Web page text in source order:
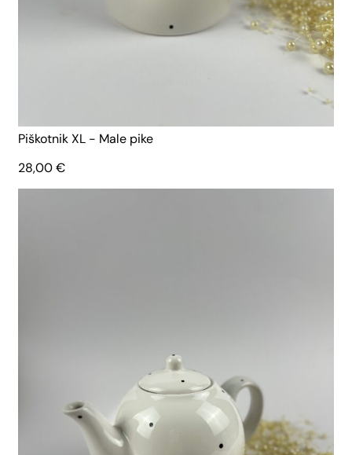
Piškotnik XL - Male pike
28,00€